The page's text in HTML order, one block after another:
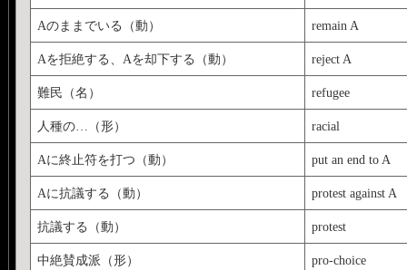
Aのままでいる（動） remain A
Aを拒絶する、Aを却下する（動） reject A
難民（名） refugee
人種の…（形） racial
Aに終止符を打つ（動） put an end to A
Aに抗議する（動） protest against A
抗議する（動） protest
中絶賛成派（形） pro-choice